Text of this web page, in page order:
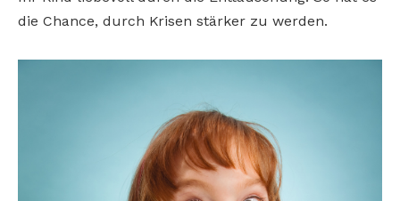
die Chance, durch Krisen stärker zu werden.